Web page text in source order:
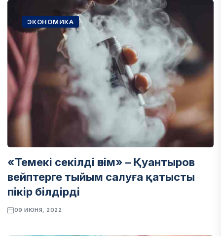
ЭКОНОМИКА
«Темекі секілді өнім» – Қуантыров
вейптерге тыйым салуға қатысты
пікір білдірді
09 ИЮНЯ, 2022